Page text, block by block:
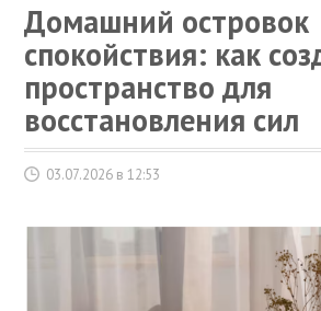
Домашний островок
спокойствия: как
пространство для
восстановления сил
03.07.2026 в 12:53